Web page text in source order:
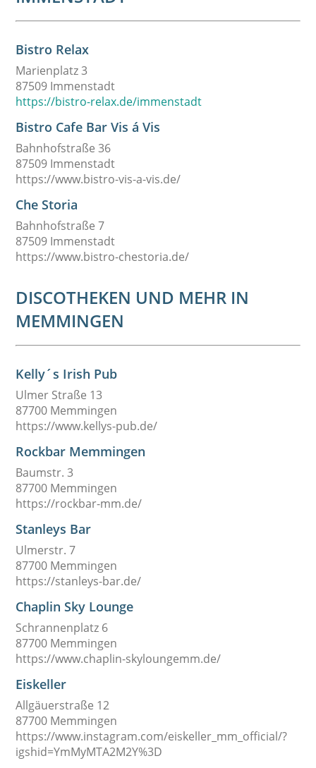
Bistro Relax
Marienplatz 3
87509 Immenstadt
https://bistro-relax.de/immenstadt
Bistro Cafe Bar Vis á Vis
Bahnhofstraße 36
87509 Immenstadt
https://www.bistro-vis-a-vis.de/
Che Storia
Bahnhofstraße 7
87509 Immenstadt
https://www.bistro-chestoria.de/
DISCOTHEKEN UND MEHR IN
MEMMINGEN
Kelly´s Irish Pub
Ulmer Straße 13
87700 Memmingen
https://www.kellys-pub.de/
Rockbar Memmingen
Baumstr. 3
87700 Memmingen
https://rockbar-mm.de/
Stanleys Bar
Ulmerstr. 7
87700 Memmingen
https://stanleys-bar.de/
Chaplin Sky Lounge
Schrannenplatz 6
87700 Memmingen
https://www.chaplin-skyloungemm.de/
Eiskeller
Allgäuerstraße 12
87700 Memmingen
https://www.instagram.com/eiskeller_mm_official/?
igshid=YmMyMTA2M2Y%3D